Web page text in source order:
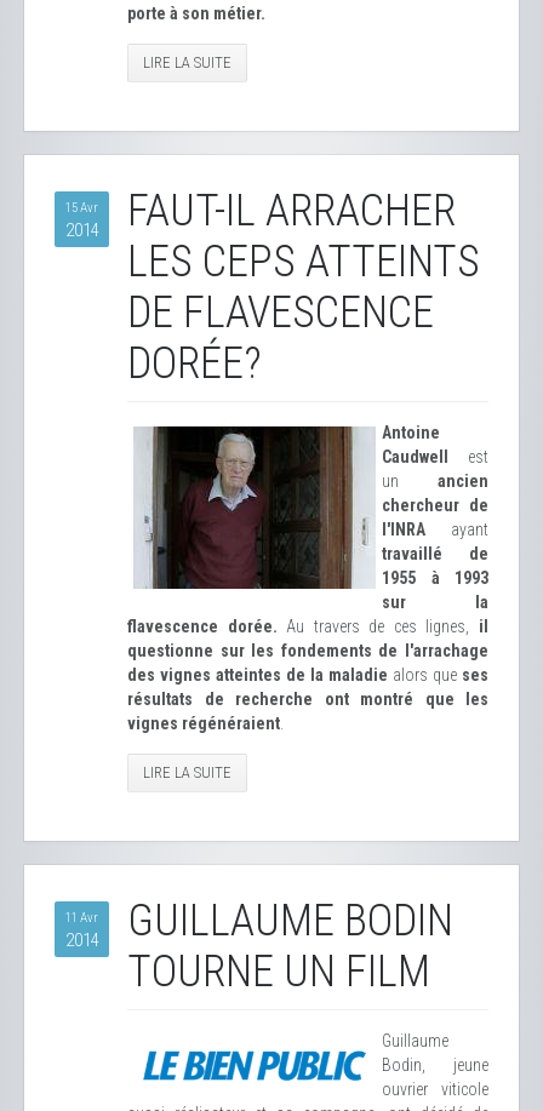
porte à son métier.
LIRE LA SUITE
15 Avr
2014
FAUT-IL ARRACHER
LES CEPS ATTEINTS
DE FLAVESCENCE
DORÉE?
Antoine
Caudwell
est
un ancien
chercheur de
l'INRA ayant
travaillé de
1955 à 1993
sur la
flavescence dorée. Au travers de ces lignes, il
questionne sur les fondements de l'arrachage
des vignes atteintes de la maladie alors que ses
résultats de recherche ont montré que les
vignes régénéraient
LIRE LA SUITE
11 Avr
2014
GUILLAUME BODIN
TOURNE UN FILM
Guillaume
Bodin, jeune
ouvrier viticole